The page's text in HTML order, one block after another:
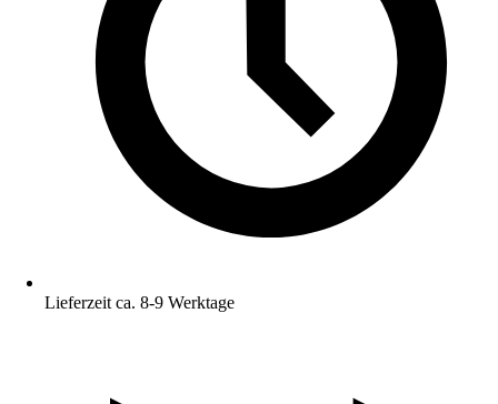
Lieferzeit ca. 8-9 Werktage